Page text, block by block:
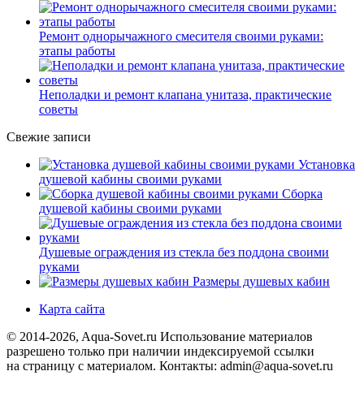
Ремонт однорычажного смесителя своими руками:
этапы работы
Неполадки и ремонт клапана унитаза, практические
советы
Свежие записи
Установка
душевой кабины своими руками
Сборка
душевой кабины своими руками
Душевые ограждения из стекла без поддона своими
руками
Размеры душевых кабин
Карта сайта
© 2014-2026, Aqua-Sovet.ru Использование материалов
разрешено только при наличии индексируемой ссылки
на страницу с материалом. Контакты: admin@aqua-sovet.ru